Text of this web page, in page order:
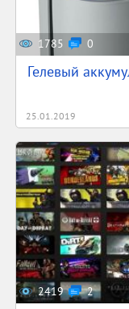
1785 0
Гелевый
25.01.2019
2419 2